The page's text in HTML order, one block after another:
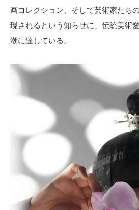
画コレクション、そして芸術家たち
現されるという知らせに、伝統美術
潮に達している。